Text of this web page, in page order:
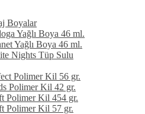
Boyalar
Yağlı Boya 46 ml.
Yağlı Boya 46 ml.
Nights Tüp Sulu
Polimer Kil 56 gr.
Polimer Kil 42 gr.
Polimer Kil 454 gr.
Polimer Kil 57 gr.